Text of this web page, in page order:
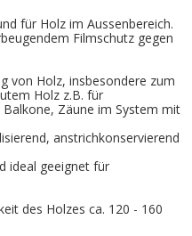
für Holz im Aussenbereich.
Filmschutz gegen
von Holz, insbesondere zum
Holz z.B. für
Zäune im System mit
anstrichkonservierend
ideal geeignet für
des Holzes ca. 120 - 160